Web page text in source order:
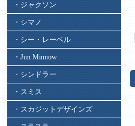
・ジャクソン
・シマノ
・シー・レーベル
・Jun Minnow
・シンドラー
・スミス
・スカジットデザインズ